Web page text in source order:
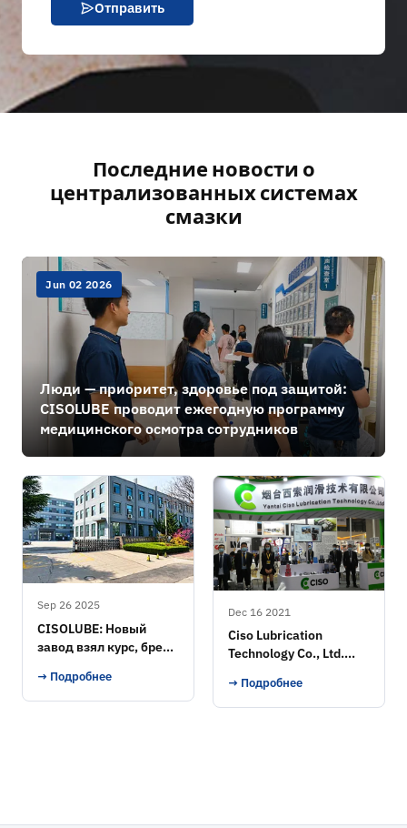
Отправить
Последние новости о
централизованных системах
смазки
Jun 02 2026
Люди — приоритет, здоровье под защитой:
CISOLUBE проводит ежегодную программу
медицинского осмотра сотрудников
Sep 26 2025
CISOLUBE: Новый
завод взял курс, бренд
→ Подробнее
Dec 16 2021
Ciso Lubrication
Technology Co., Ltd.
→ Подробнее